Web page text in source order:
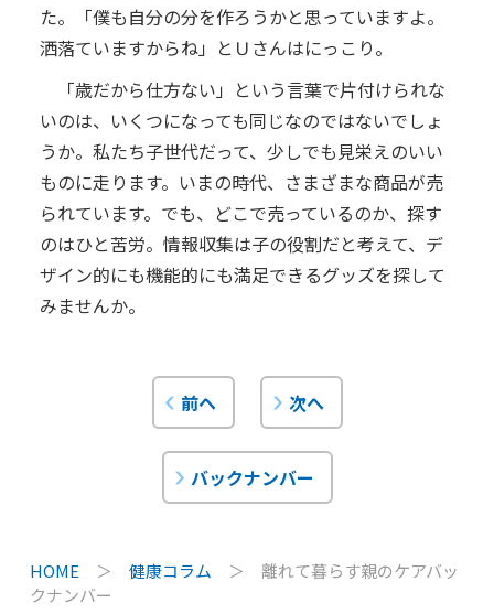
た。「僕も自分の分を作ろうかと思っていますよ。
洒落ていますからね」とＵさんはにっこり。
「歳だから仕方ない」という言葉で片付けられな
いのは、いくつになっても同じなのではないでしょ
うか。私たち子世代だって、少しでも見栄えのいい
ものに走ります。いまの時代、さまざまな商品が売
られています。でも、どこで売っているのか、探す
のはひと苦労。情報収集は子の役割だと考えて、デ
ザイン的にも機能的にも満足できるグッズを探して
みませんか。
前へ 次へ
バックナンバー
HOME ＞ 健康コラム ＞ 離れて暮らす親のケアバッ
クナンバー